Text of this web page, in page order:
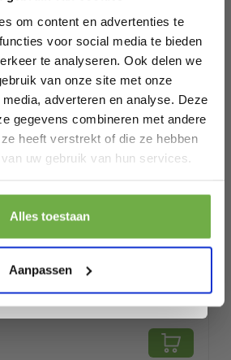
om content en advertenties te
voor social media te bieden
te analyseren. Ook delen we
van onze site met onze
adverteren en analyse. Deze
gegevens combineren met andere
heeft verstrekt of die ze hebben
uw gebruik van hun services.
Alles toestaan
Aanpassen
product zijn er 2 AAA-batterijen
niet meegeleverd.
9010041064979
9721055565518
producten
Ionen Dierenborstel -
x 7 cm
tot wel 70%.
wanneer je jarig bent
Pak € 5,- korting
. Je kunt je op elk moment weer afmelden.